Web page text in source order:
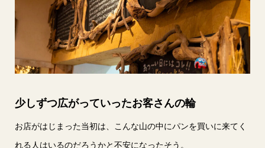
少しずつ広がっていったお客さんの輪
お店がはじまった当初は、こんな山の中にパンを買いに来てく
れる人はいるのだろうかと不安になったそう。